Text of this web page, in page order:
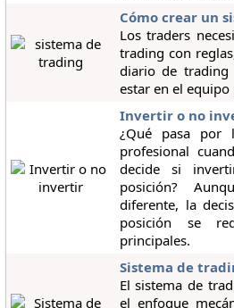
Cómo crear un
Los traders
trading con
diario de
estar en el equipo
Invertir o no
¿Qué pasa por
profesional
decide si
posición?
diferente, la
posición se
principales.
Sistema de
El sistema de
el enfoque